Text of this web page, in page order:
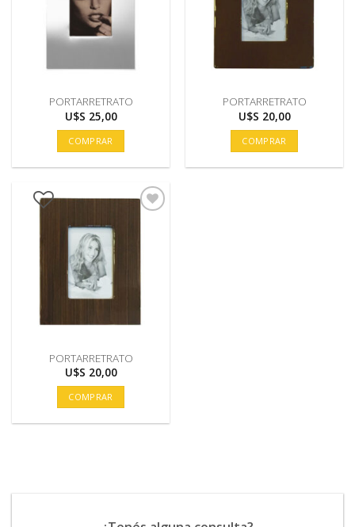
PORTARRETRATO
U$S 25,00
COMPRAR
PORTARRETRATO
U$S 20,00
COMPRAR
PORTARRETRATO
U$S 20,00
COMPRAR